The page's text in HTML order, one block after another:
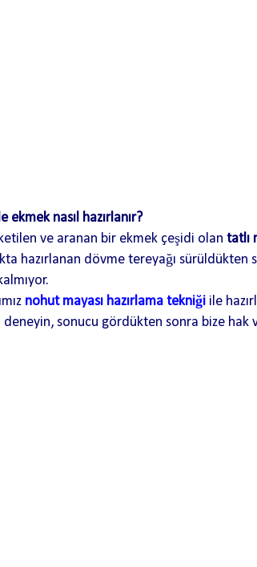
ekmek nasıl hazırlanır?
ve aranan bir ekmek çeşidi olan tatlı
hazırlanan dövme tereyağı sürüldükten
nohut mayası hazırlama tekniği ile
sonucu gördükten sonra bize hak